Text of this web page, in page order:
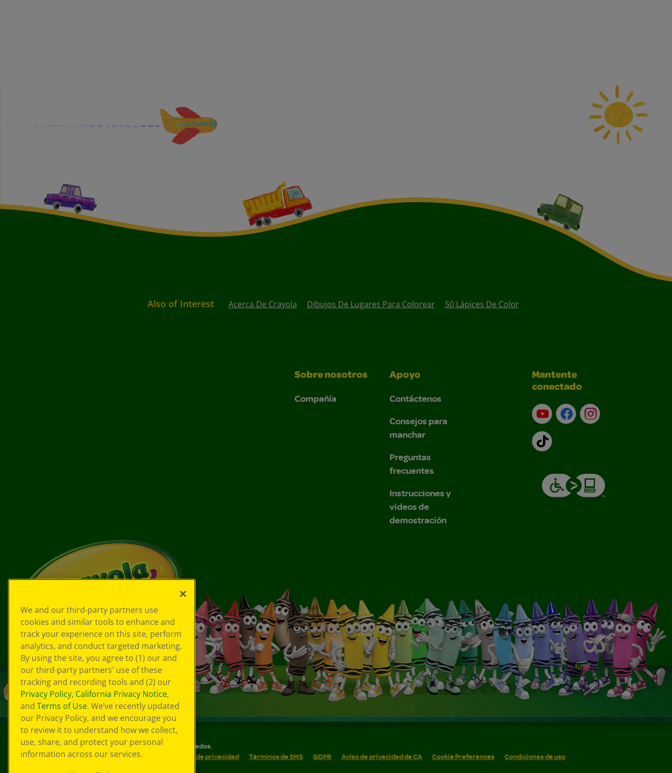
Also of Interest Acerca De Crayola Dibujos De Lugares Para Colorear 50 Lápices De Color
Sobre nosotros
Compañía
Apoyo
Contáctenos
Consejos para
manchar
Preguntas
frecuentes
Instrucciones y
videos de
demostración
Mantente
conectado
YouTube (en inglés)
Facebook (en inglés)
Instagram (en
TikTok
© 2026 Crayola® Todos los derechos reservados.
Sus opciones de privacidad
Política de privacidad Términos de SMS GDPR Aviso de privacidad de CA Cookie Preferences
Condiciones de uso
We and our third-party partners use
cookies and similar tools to enhance and
track your experience on this site, perform
analytics, and conduct targeted marketing.
By using the site, you agree to (1) our and
our third-party partners' use of these
tracking and recording tools and (2) our
Privacy Policy, California Privacy Notice,
and Terms of Use. We’ve recently updated
our Privacy Policy, and we encourage you
to review it to understand how we collect,
use, share, and protect your personal
information across our services.